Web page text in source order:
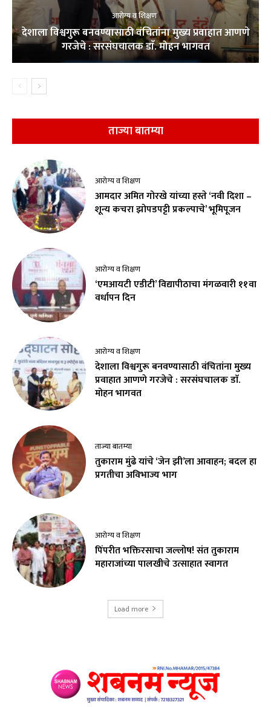
आरोग्य व शिक्षण
देशाला विश्वगुरू बनवण्यासाठी वंचितांना मुख्य प्रवाहात आणणे
गरजेचे : सरसंघचालक डाॅ. मोहन भागवत
ताज्या बातम्या
आरोग्य व शिक्षण
आमदार अमित गोरखे यांच्या हस्ते ‘नवी दिशा –
शून्य कचरा झोपडपट्टी प्रकल्पाचे’ भूमिपूजन
आरोग्य व शिक्षण
‘एमआयटी एडीटी’ विद्यापीठाचा मंगळवारी ११वा
वर्धापन दिन
आरोग्य व शिक्षण
देशाला विश्वगुरू बनवण्यासाठी वंचितांना मुख्य
प्रवाहात आणणे गरजेचे : सरसंघचालक डाॅ.
मोहन भागवत
ताज्या बातम्या
तुकाराम मुंढे यांचे ‘जेन झी’ला आवाहन; बदल हा
प्रगतीचा अविभाज्य भाग
आरोग्य व शिक्षण
पिंपरीत भक्तिरसाचा जल्लोष! संत तुकाराम
महाराजांच्या पालखीचे उत्साहात स्वागत
Load more